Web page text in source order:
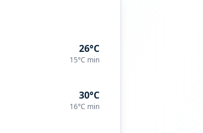
26°C
15°C min
30°C
16°C min